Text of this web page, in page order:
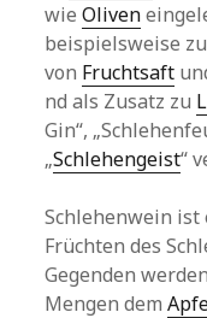
wieOliven
beispielsweise
von Fruchtsaft
nd als Zusatz zu
Gin“,
„Schlehengeist“
Schlehenwein
Früchten des
Gegenden
Mengen dem